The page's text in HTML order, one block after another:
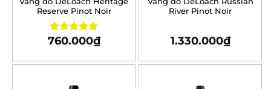
Noir
Rated5.00
out of 5
760.000₫